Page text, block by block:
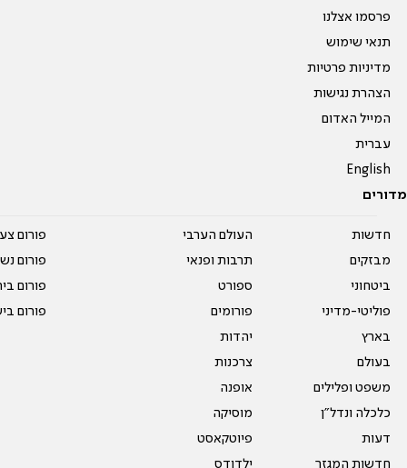
פרסמו אצלנו
תנאי שימוש
מדיניות פרטיות
הצהרת נגישות
המייל האדום
עברית
English
מדורים
חדשות
מבזקים
ביטחוני
פוליטי-מדיני
בארץ
בעולם
משפט ופלילים
כלכלה ונדל"ן
דעות
חדשות המגזר
העולם הערבי
תרבות ופנאי
ספורט
פורומים
יהדות
צרכנות
אופנה
מוסיקה
פיוטקאסט
ילדודס
פורום
פורום
פורום
פורום